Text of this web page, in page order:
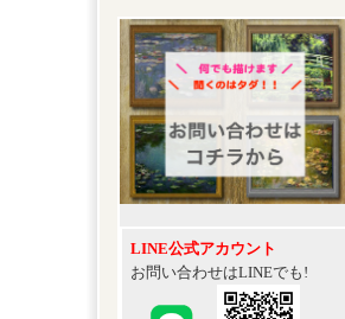
LINE公式アカウント
お問い合わせはLINEでも!